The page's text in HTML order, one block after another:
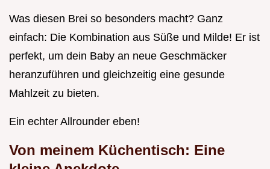
Was diesen Brei so besonders macht? Ganz
einfach: Die Kombination aus Süße und Milde! Er ist
perfekt, um dein Baby an neue Geschmäcker
heranzuführen und gleichzeitig eine gesunde
Mahlzeit zu bieten.
Ein echter Allrounder eben!
Von meinem Küchentisch: Eine